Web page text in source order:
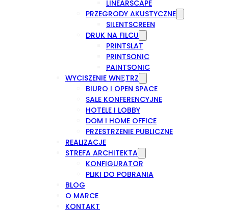
LINEARSCAPE
PRZEGRODY AKUSTYCZNE
SILENTSCREEN
DRUK NA FILCU
PRINTSLAT
PRINTSONIC
PAINTSONIC
WYCISZENIE WNĘTRZ
BIURO I OPEN SPACE
SALE KONFERENCYJNE
HOTELE I LOBBY
DOM I HOME OFFICE
PRZESTRZENIE PUBLICZNE
REALIZACJE
STREFA ARCHITEKTA
KONFIGURATOR
PLIKI DO POBRANIA
BLOG
O MARCE
KONTAKT